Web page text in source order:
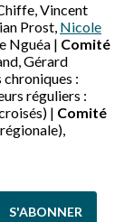
Vincent
Prost, Nicole
Nguéa | Comité
Gérard
:
réguliers :
| Comité
S'ABONNER